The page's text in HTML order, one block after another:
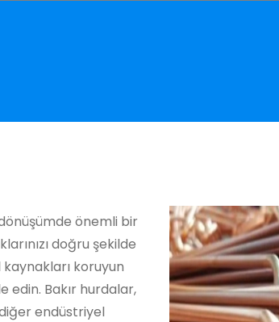
önemli bir
doğru şekilde
koruyun
edin. Bakır hurdalar,
endüstriyel